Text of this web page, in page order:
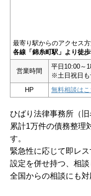
最寄り駅からのアクセス
各線「錦糸町駅」より徒
営業時間
平日10:00～
※土日祝日も
HP
無料相談はこ
ひばり法律事務所（
累計1万件の債務整理
す。
緊急性に応じて即レ
設定を併せ持つ、相談
全国からの相談にも対